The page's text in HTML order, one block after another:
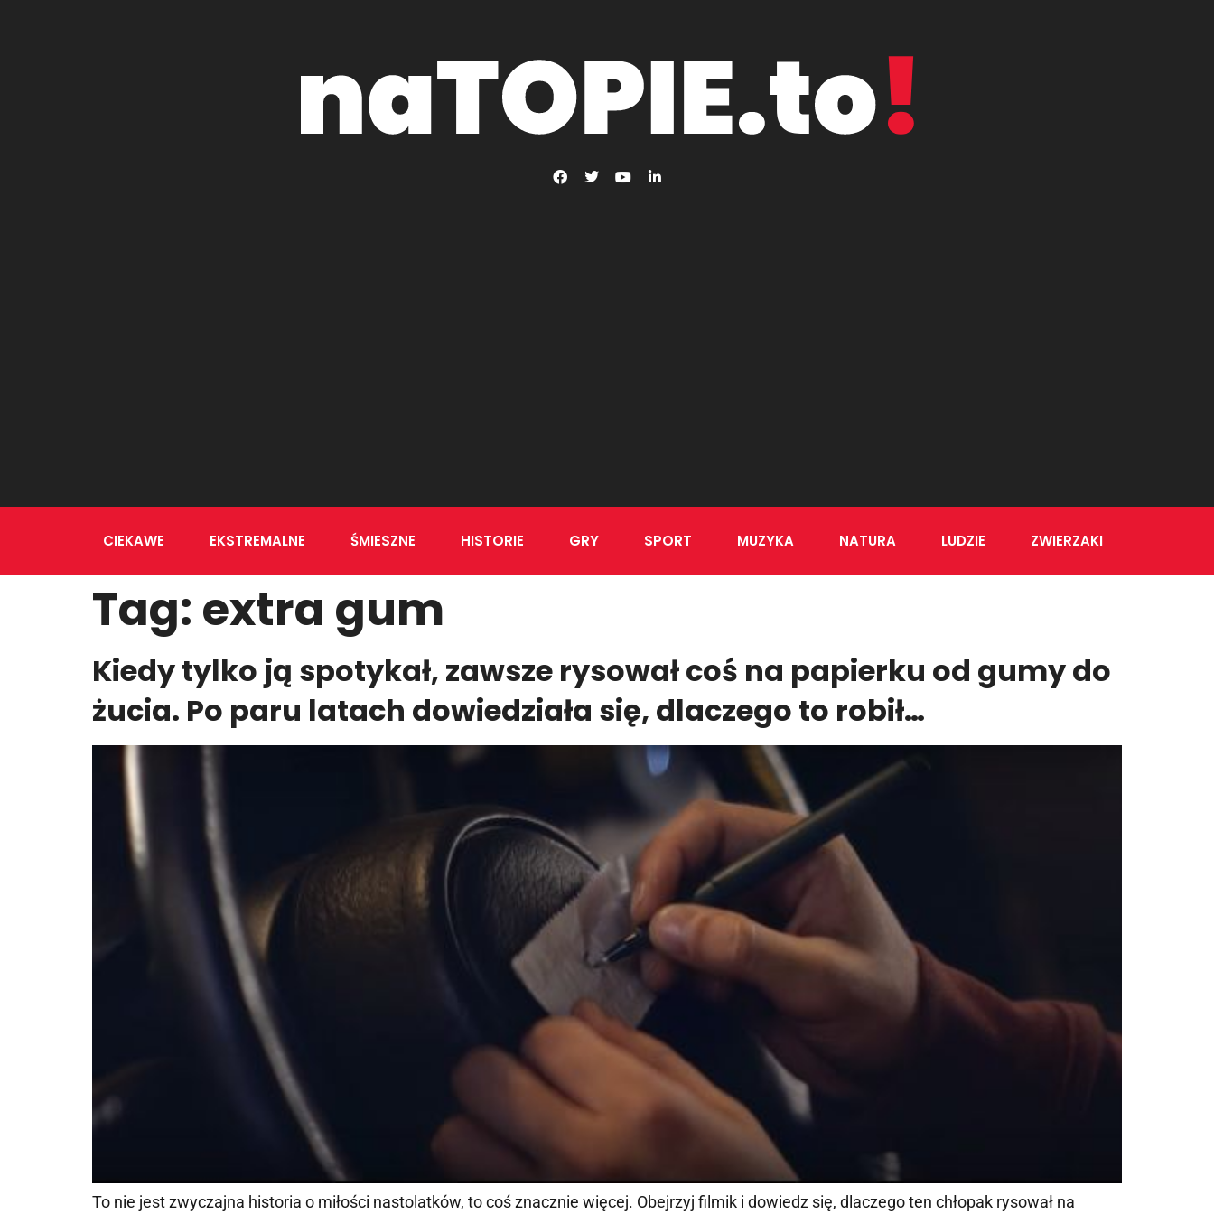
CIEKAWE EKSTREMALNE ŚMIESZNE HISTORIE GRY SPORT MUZYKA NATURA LUDZIE ZWIERZAKI
Tag: extra gum
Kiedy tylko ją spotykał, zawsze rysował coś na papierku od gumy do
żucia. Po paru latach dowiedziała się, dlaczego to robił…
To nie jest zwyczajna historia o miłości nastolatków, to coś znacznie więcej. Obejrzyj filmik i dowiedz się, dlaczego ten chłopak rysował na